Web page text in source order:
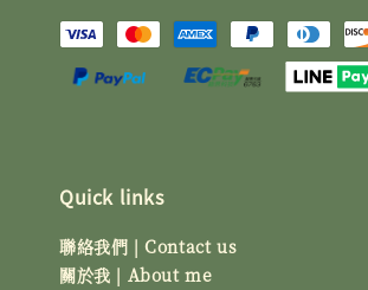
Quick links
聯絡我們 | Contact us
關於我 | About me